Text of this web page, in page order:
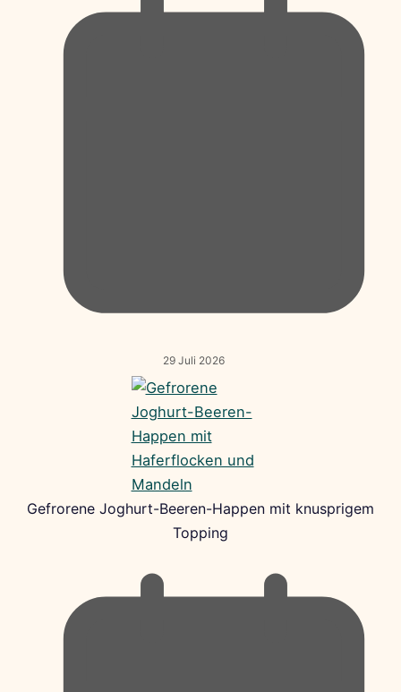
29 Juli 2026
Gefrorene Joghurt-Beeren-Happen mit knusprigem
Topping